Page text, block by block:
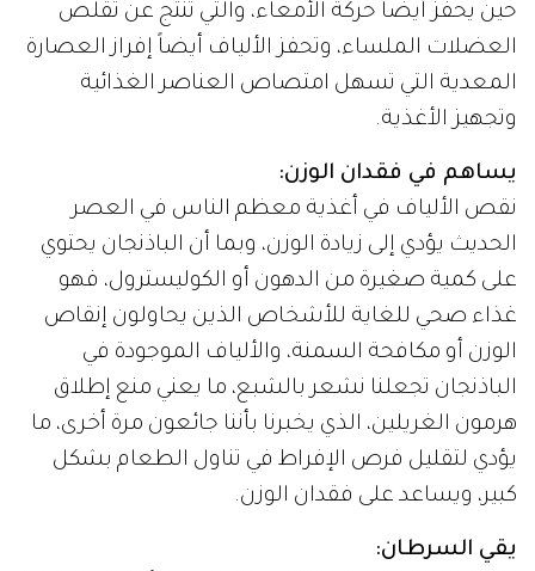
حين يحفز أيضاً حركة الأمعاء، والتي تنتج عن تقلص
العضلات الملساء، وتحفز الألياف أيضاً إفراز العصارة
المعدية التي تسهل امتصاص العناصر الغذائية
وتجهيز الأغذية.
يساهم في فقدان الوزن:
نقص الألياف في أغذية معظم الناس في العصر
الحديث يؤدي إلى زيادة الوزن، وبما أن الباذنجان يحتوي
على كمية صغيرة من الدهون أو الكوليسترول، فهو
غذاء صحي للغاية للأشخاص الذين يحاولون إنقاص
الوزن أو مكافحة السمنة، والألياف الموجودة في
الباذنجان تجعلنا نشعر بالشبع، ما يعني منع إطلاق
هرمون الغريلين، الذي يخبرنا بأننا جائعون مرة أخرى، ما
يؤدي لتقليل فرص الإفراط في تناول الطعام بشكل
كبير، ويساعد على فقدان الوزن.
يقي السرطان: